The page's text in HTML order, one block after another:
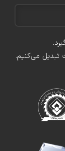
تبدیل می‌کنیم.